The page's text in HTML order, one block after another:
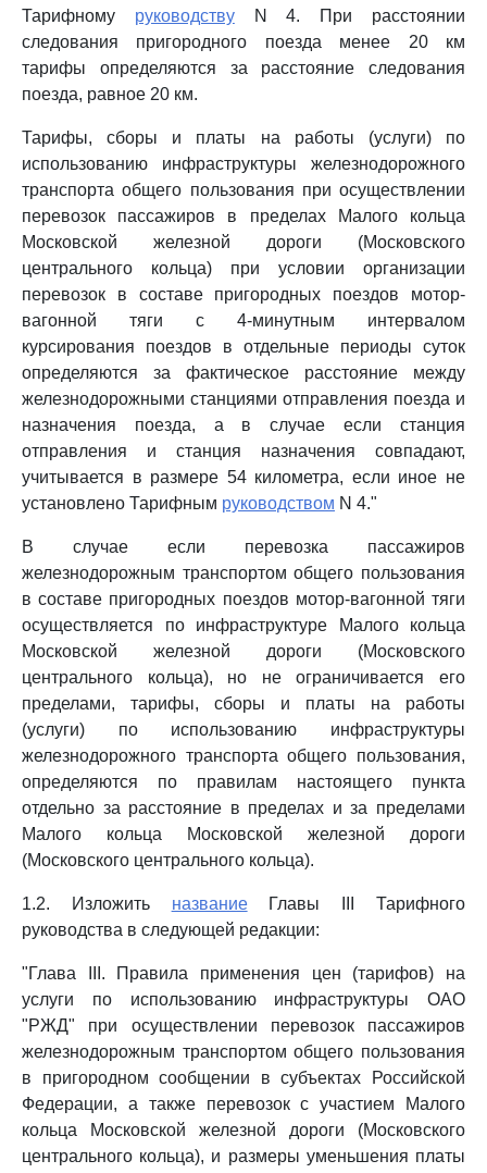
Тарифному руководствуN 4. При расстоянии
следования пригородного поезда менее 20 км
тарифы определяются за расстояние следования
поезда, равное 20 км.
Тарифы, сборы и платы на работы (услуги) по
использованию инфраструктуры железнодорожного
транспорта общего пользования при осуществлении
перевозок пассажиров в пределах Малого кольца
Московской железной дороги (Московского
центрального кольца) при условии организации
перевозок в составе пригородных поездов мотор-
вагонной тяги с 4-минутным интервалом
курсирования поездов в отдельные периоды суток
определяются за фактическое расстояние между
железнодорожными станциями отправления поезда и
назначения поезда, а в случае если станция
отправления и станция назначения совпадают,
учитывается в размере 54 километра, если иное не
установлено Тарифным руководством N 4."
В случае если перевозка пассажиров
железнодорожным транспортом общего пользования
в составе пригородных поездов мотор-вагонной тяги
осуществляется по инфраструктуре Малого кольца
Московской железной дороги (Московского
центрального кольца), но не ограничивается его
пределами, тарифы, сборы и платы на работы
(услуги) по использованию инфраструктуры
железнодорожного транспорта общего пользования,
определяются по правилам настоящего пункта
отдельно за расстояние в пределах и за пределами
Малого кольца Московской железной дороги
(Московского центрального кольца).
1.2. Изложить названиеГлавы III Тарифного
руководства в следующей редакции:
"Глава III. Правила применения цен (тарифов) на
услуги по использованию инфраструктуры ОАО
"РЖД" при осуществлении перевозок пассажиров
железнодорожным транспортом общего пользования
в пригородном сообщении в субъектах Российской
Федерации, а также перевозок с участием Малого
кольца Московской железной дороги (Московского
центрального кольца), и размеры уменьшения платы